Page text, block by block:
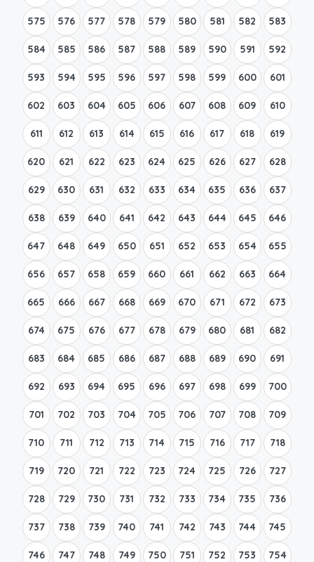
575 576 577 578 579 580 581 582 583
584 585 586 587 588 589 590 591 592
593 594 595 596 597 598 599 600 601
602 603 604 605 606 607 608 609 610
611 612 613 614 615 616 617 618 619
620 621 622 623 624 625 626 627 628
629 630 631 632 633 634 635 636 637
638 639 640 641 642 643 644 645 646
647 648 649 650 651 652 653 654 655
656 657 658 659 660 661 662 663 664
665 666 667 668 669 670 671 672 673
674 675 676 677 678 679 680 681 682
683 684 685 686 687 688 689 690 691
692 693 694 695 696 697 698 699 700
701 702 703 704 705 706 707 708 709
710 711 712 713 714 715 716 717 718
719 720 721 722 723 724 725 726 727
728 729 730 731 732 733 734 735 736
737 738 739 740 741 742 743 744 745
746 747 748 749 750 751 752 753 754